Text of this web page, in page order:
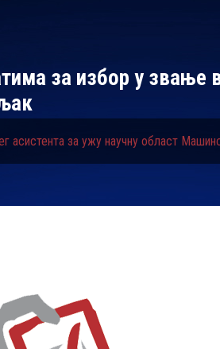
за избор у звање
асистента за ужу научну област